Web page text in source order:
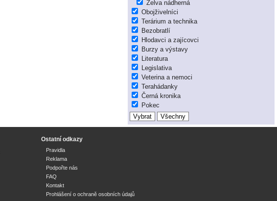
Želva nádherná
Obojživelníci
Terárium a technika
Bezobratlí
Hlodavci a zajícovci
Burzy a výstavy
Literatura
Legislativa
Veterina a nemoci
Terahádanky
Černá kronika
Pokec
Ostatní odkazy
Pravidla
Reklama
Podpořte nás
FAQ
Kontakt
Prohlášení o ochraně osobních údajů